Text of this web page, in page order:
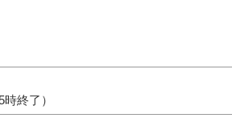
終了）